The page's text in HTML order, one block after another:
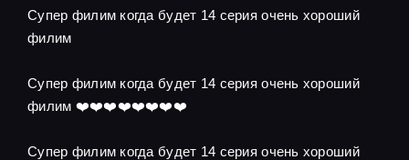
Супер филим когда будет 14 серия очень хороший
филим
Супер филим когда будет 14 серия очень хороший
филим ❤️❤️❤️❤️❤️❤️❤️❤️
Супер филим когда будет 14 серия очень хороший